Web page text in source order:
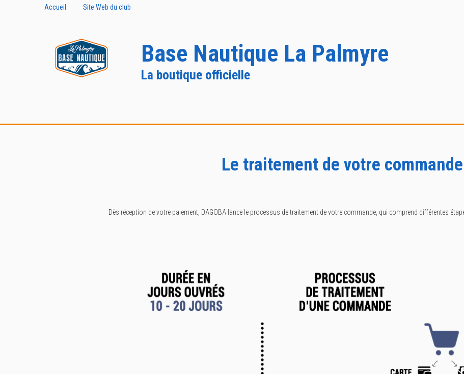
Accueil Site Web du club
Base Nautique La Palmyre
La boutique officielle
Le traitement de votre commande
Dès réception de votre paiement, DAGOBA lance le processus de traitement de votre commande, qui comprend différentes